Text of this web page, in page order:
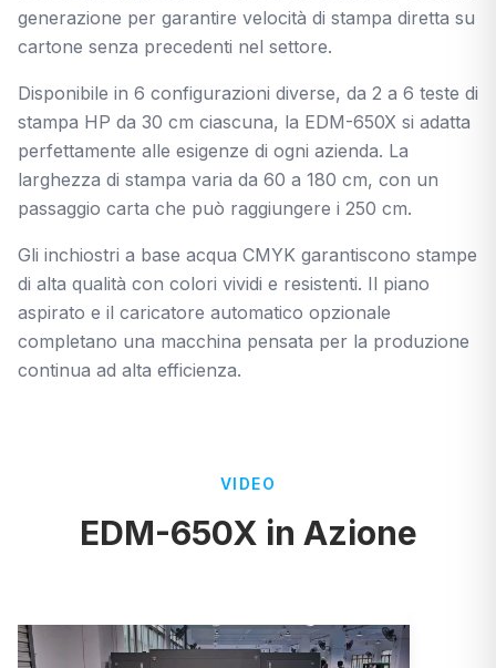
generazione per garantire velocità di stampa diretta su
cartone senza precedenti nel settore.
Disponibile in 6 configurazioni diverse, da 2 a 6 teste di
stampa HP da 30 cm ciascuna, la EDM-650X si adatta
perfettamente alle esigenze di ogni azienda. La
larghezza di stampa varia da 60 a 180 cm, con un
passaggio carta che può raggiungere i 250 cm.
Gli inchiostri a base acqua CMYK garantiscono stampe
di alta qualità con colori vividi e resistenti. Il piano
aspirato e il caricatore automatico opzionale
completano una macchina pensata per la produzione
continua ad alta efficienza.
VIDEO
EDM-650X in Azione